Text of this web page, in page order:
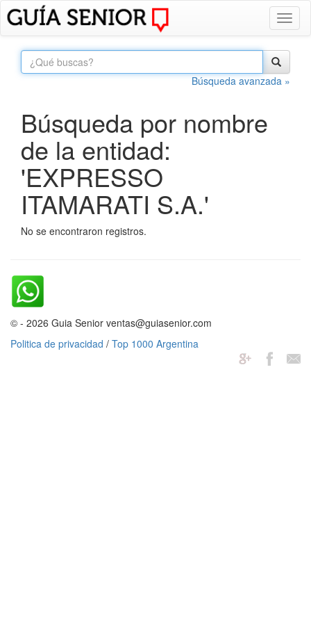
Búsqueda avanzada »
Búsqueda por nombre
de la entidad:
'EXPRESSO
ITAMARATI S.A.'
No se encontraron registros.
© - 2026 Guia Senior ventas@guiasenior.com
Politica de privacidad / Top 1000 Argentina